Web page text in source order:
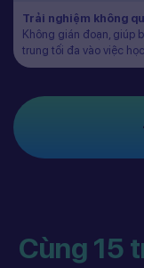
Trải nghiệm không
Không gián đoạn, giúp
trung tối đa vào việc
Cùng 15